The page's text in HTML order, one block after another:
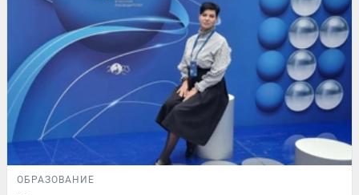
ОБРАЗОВАНИЕ